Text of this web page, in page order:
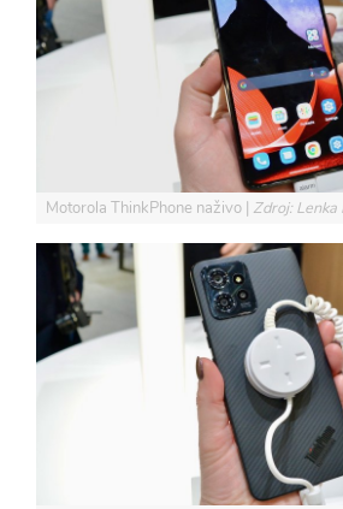
Motorola ThinkPhone naživo Zdroj: